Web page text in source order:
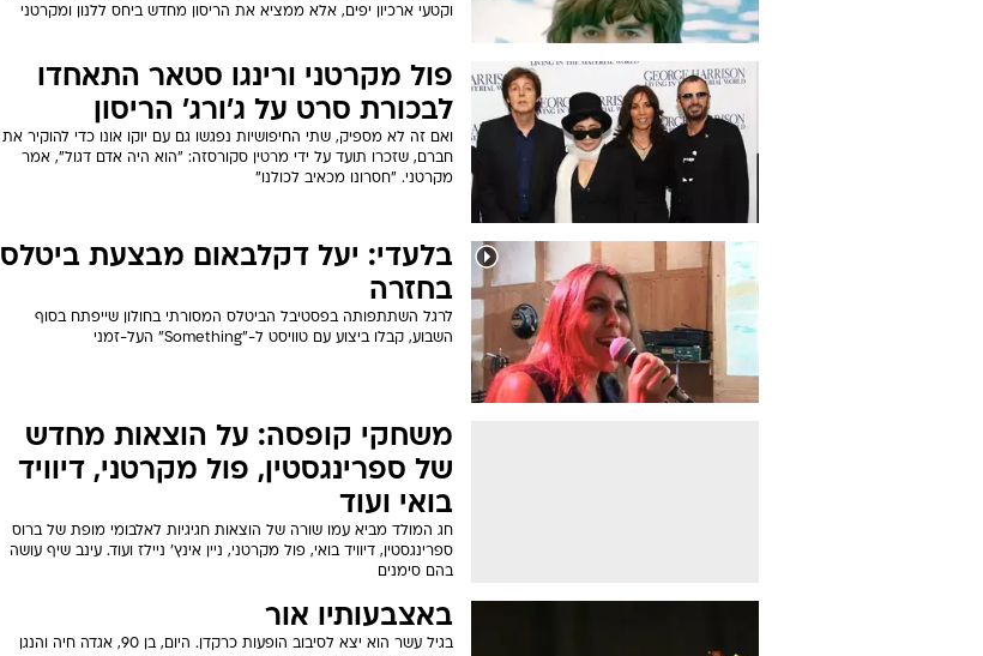
וקטעי ארכיון יפים, אלא ממציא את הריסון מחדש ביחס ללנון ומקרטני
פול מקרטני ורינגו סטאר התאחדו
לבכורת סרט על ג'ורג' הריסון
ואם זה לא מספיק, שתי החיפושיות נפגשו גם עם יוקו אונו כדי להוקיר את
חברם, שזכרו תועד על ידי מרטין סקורסזה: "הוא היה אדם דגול", אמר
מקרטני. "חסרונו מכאיב לכולנו"
בלעדי: יעל דקלבאום מבצעת ביטלס
בחזרה
לרגל השתתפותה בפסטיבל הביטלס המסורתי בחולון שייפתח בסוף
השבוע, קבלו ביצוע עם טוויסט ל-"Something" העל-זמני
משחקי קופסה: על הוצאות מחדש
של ספרינגסטין, פול מקרטני, דיוויד
בואי ועוד
חג המולד מביא עמו שורה של הוצאות חגיגיות לאלבומי מופת של ברוס
ספרינגסטין, דיוויד בואי, פול מקרטני, ניין אינץ' ניילז ועוד. עינב שיף עושה
בהם סימנים
באצבעותיו אור
בגיל עשר הוא יצא לסיבוב הופעות כרקדן. היום, בן 90, אגדה חיה והנגן